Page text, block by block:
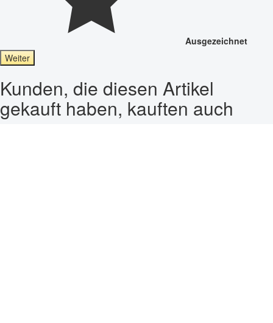
Ausgezeichnet
Weiter
Kunden, die diesen Artikel
gekauft haben, kauften auch